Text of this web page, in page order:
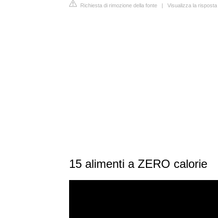
Richiesta di rimozione della fonte | Visualizza la
15 alimenti a ZERO calorie